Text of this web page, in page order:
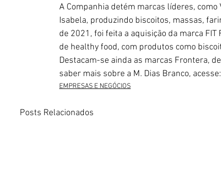
A Companhia detém marcas líderes,
Isabela, produzindo biscoitos, massas,
de 2021, foi feita a aquisição da marca
de healthy food, com produtos como
Destacam-se ainda as marcas Frontera,
saber mais sobre a M. Dias Branco,
EMPRESAS E NEGÓCIOS
Posts Relacionados